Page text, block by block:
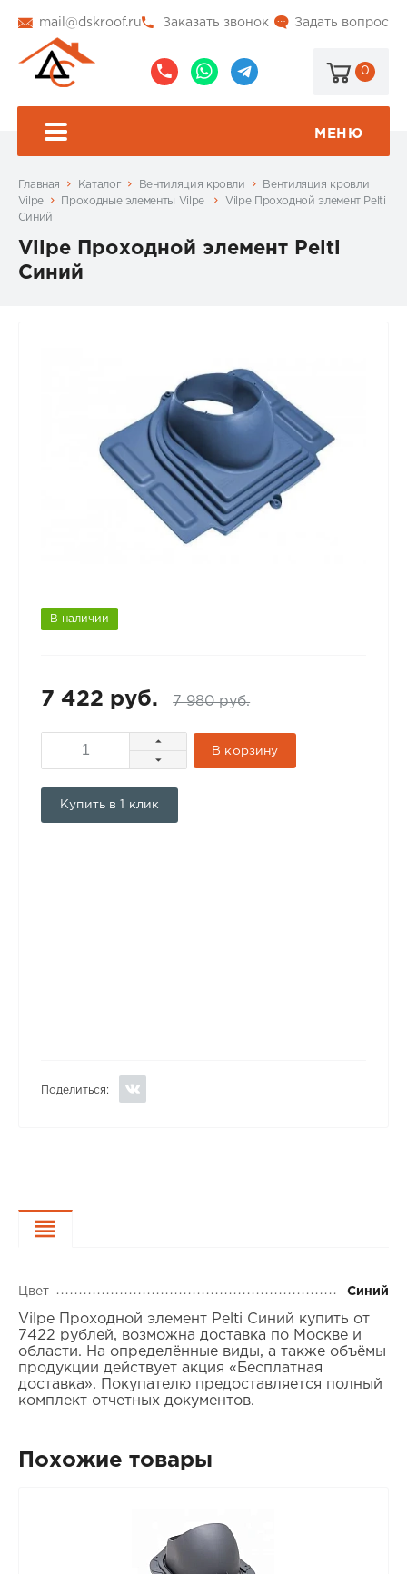
mail@dskroof.ru Задать вопрос
Заказать звонок
0
МЕНЮ
Главная Каталог Вентиляция кровли
Вентиляция кровли
Vilpe
Проходные элементы Vilpe
Vilpe Проходной элемент Pelti
Синий
Vilpe Проходной элемент Pelti
Синий
В наличии
7 422 руб. 7 980 руб.
В корзину
Купить в 1 клик
Поделиться:
Цвет Синий
Vilpe Проходной элемент Pelti Синий купить от
7422 рублей, возможна доставка по Москве и
области. На определённые виды, а также объёмы
продукции действует акция «Бесплатная
доставка». Покупателю предоставляется полный
комплект отчетных документов.
Похожие товары